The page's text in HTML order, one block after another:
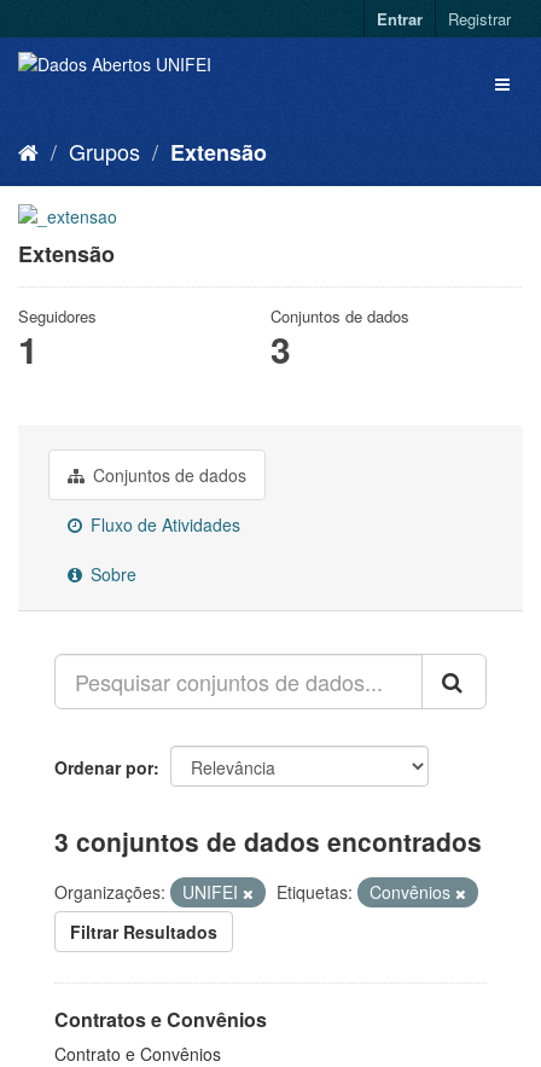
Entrar Registrar
Grupos Extensão
Extensão
Seguidores
1
Conjuntos de dados
3
Conjuntos de dados
Fluxo de Atividades
Sobre
Ordenar por
3 conjuntos de dados encontrados
Organizações: UNIFEI Etiquetas:
Convênios
Filtrar Resultados
Contratos e Convênios
Contrato e Convênios